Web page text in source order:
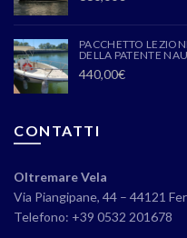
PACCHETTO
DELLA PATENTE
440,00€
CONTATTI
Oltremare Vela
Via Piangipane, 44 – 44121
Telefono: +39 0532 201678